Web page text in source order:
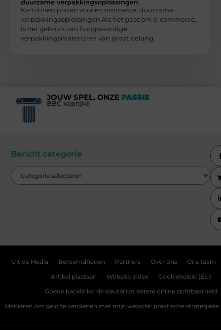
duurzame verpakkingsoplossingen
Kartonnen platen voor e-commerce: duurzame
verpakkingsoplossingen Als het gaat om e-commerce,
is het gebruik van hoogwaardige
verpakkingsmaterialen van groot belang.
JOUW SPEL, ONZE PASSIE
BBC kaprijke
Bericht categorie
Uit de Media Beroemdheden Partners Over ons Ons team
Artikel plaatsen Website index Cookiebeleid (EU)
Goede backlinks: de sleutel tot betere online zichtbaarheid
Manieren om geld te verdienen met mijn website: praktische strategieën